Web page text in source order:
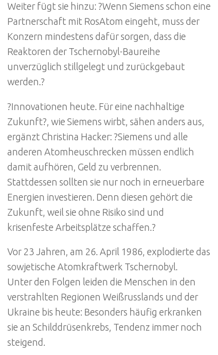
Weiter fügt sie hinzu: ?Wenn Siemens schon eine
Partnerschaft mit RosAtom eingeht, muss der
Konzern mindestens dafür sorgen, dass die
Reaktoren der Tschernobyl-Baureihe
unverzüglich stillgelegt und zurückgebaut
werden.?
?Innovationen heute. Für eine nachhaltige
Zukunft?, wie Siemens wirbt, sähen anders aus,
ergänzt Christina Hacker: ?Siemens und alle
anderen Atomheuschrecken müssen endlich
damit aufhören, Geld zu verbrennen.
Stattdessen sollten sie nur noch in erneuerbare
Energien investieren. Denn diesen gehört die
Zukunft, weil sie ohne Risiko sind und
krisenfeste Arbeitsplätze schaffen.?
Vor 23 Jahren, am 26. April 1986, explodierte das
sowjetische Atomkraftwerk Tschernobyl.
Unter den Folgen leiden die Menschen in den
verstrahlten Regionen Weißrusslands und der
Ukraine bis heute: Besonders häufig erkranken
sie an Schilddrüsenkrebs, Tendenz immer noch
steigend.